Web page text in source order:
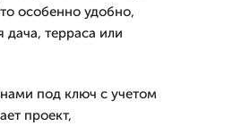
особенно удобно,
дача, терраса или
под ключ с учетом
проект,